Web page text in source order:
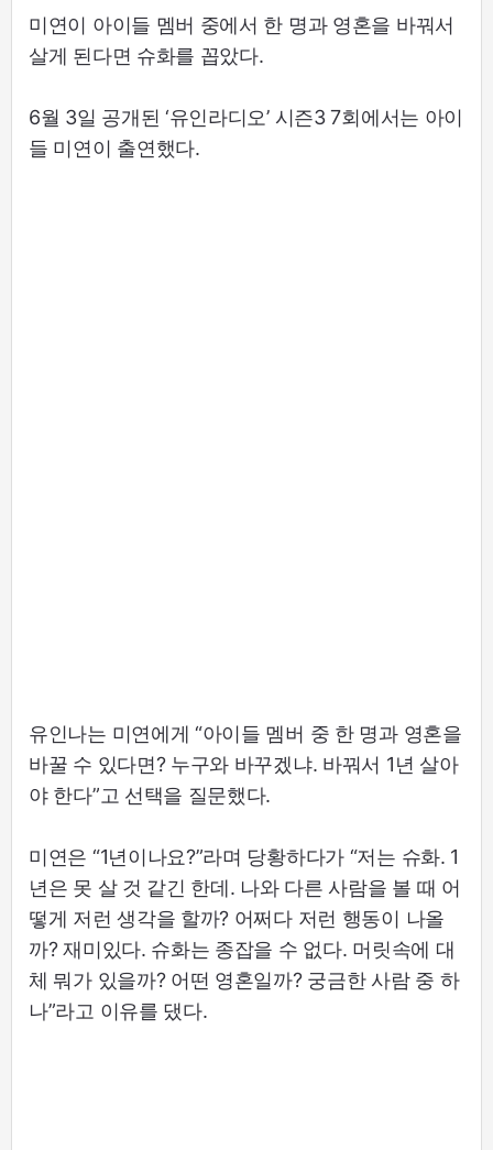
미연이 아이들 멤버 중에서 한 명과 영혼을 바꿔서
살게 된다면 슈화를 꼽았다.
6월 3일 공개된 ‘유인라디오’ 시즌3 7회에서는 아이
들 미연이 출연했다.
유인나는 미연에게 “아이들 멤버 중 한 명과 영혼을
바꿀 수 있다면? 누구와 바꾸겠냐. 바꿔서 1년 살아
야 한다”고 선택을 질문했다.
미연은 “1년이나요?”라며 당황하다가 “저는 슈화. 1
년은 못 살 것 같긴 한데. 나와 다른 사람을 볼 때 어
떻게 저런 생각을 할까? 어쩌다 저런 행동이 나올
까? 재미있다. 슈화는 종잡을 수 없다. 머릿속에 대
체 뭐가 있을까? 어떤 영혼일까? 궁금한 사람 중 하
나”라고 이유를 댔다.